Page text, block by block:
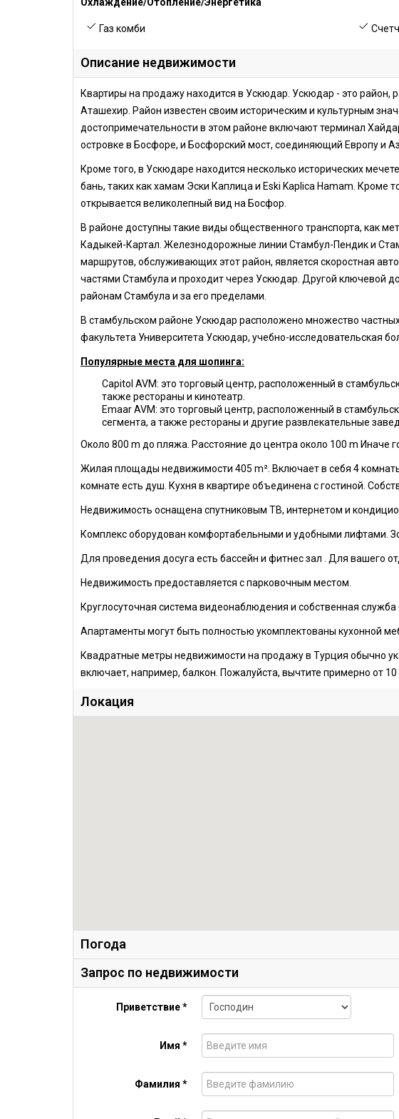
Газ комби
Описание недвижимости
Квартиры на продажу находится в Ускюдар. Ускюдар - это район,
Аташехир. Район известен своим историческим и культурным
достопримечательности в этом районе включают терминал
островке в Босфоре, и Босфорский мост, соединяющий Европу и
Кроме того, в Ускюдаре находится несколько исторических
бань, таких как хамам Эски Каплица и Eski Kaplica Hamam. Кроме
открывается великолепный вид на Босфор.
В районе доступны такие виды общественного транспорта, как
Кадыкей-Картал. Железнодорожные линии Стамбул-Пендик и
маршрутов, обслуживающих этот район, является скоростная
частями Стамбула и проходит через Ускюдар. Другой ключевой
районам Стамбула и за его пределами.
В стамбульском районе Ускюдар расположено множество
факультета Университета Ускюдар, учебно-исследовательская
Популярные места для шопинга:
Capitol AVM: это торговый центр, расположенный в
также рестораны и кинотеатр.
Emaar AVM: это торговый центр, расположенный в
сегмента, а также рестораны и другие развлекательные
Около 800 m до пляжа. Расстояние до центра около 100 m Иначе
Жилая площады недвижимости 405 m². Включает в себя 4
комнате есть душ. Кухня в квартире объединена с гостиной.
Недвижимость оснащена спутниковым ТВ, интернетом и
Комплекс оборудован комфортабельными и удобными лифтами.
Для проведения досуга есть бассейн и фитнес зал . Для вашего
Недвижимость предоставляется с парковочным местом.
Круглосуточная система видеонаблюдения и собственная служба
Апартаменты могут быть полностью укомплектованы кухонной
Квадратные метры недвижимости на продажу в Турция обычно
включает, например, балкон. Пожалуйста, вычтите примерно от 10
Локация
Погода
Запрос по недвижимости
Приветствие *
Имя *
Фамилия *